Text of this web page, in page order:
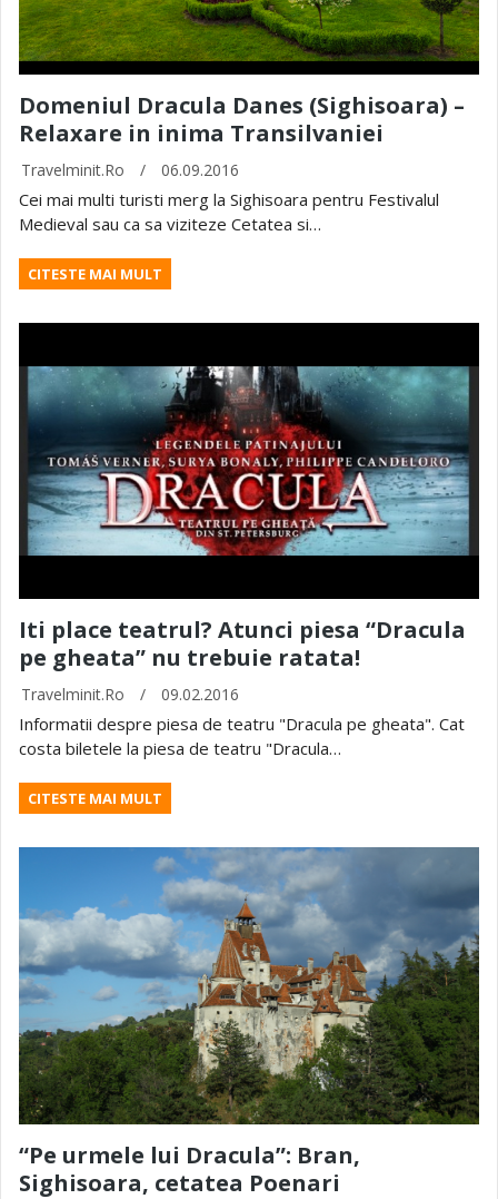
Domeniul Dracula Danes (Sighisoara) –
Relaxare in inima Transilvaniei
Travelminit.ro / 06.09.2016
Cei mai multi turisti merg la Sighisoara pentru Festivalul
Medieval sau ca sa viziteze Cetatea si…
CITESTE MAI MULT
Iti place teatrul? Atunci piesa “Dracula
pe gheata” nu trebuie ratata!
Travelminit.ro / 09.02.2016
Informatii despre piesa de teatru "Dracula pe gheata". Cat
costa biletele la piesa de teatru "Dracula…
CITESTE MAI MULT
“Pe urmele lui Dracula”: Bran,
Sighisoara, cetatea Poenari